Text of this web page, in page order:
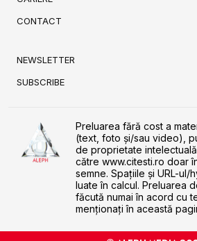
CONTACT
NEWSLETTER
SUBSCRIBE
Preluarea fără cost a
(text, foto și/sau video),
de proprietate
către www.citesti.ro doar
semne. Spaţiile şi URL-ul/
luate în calcul. Preluarea
făcută numai în acord cu
menţionaţi în această